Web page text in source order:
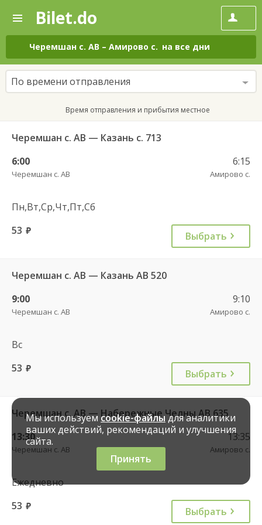
—
Поиск
и
покупка
билетов
на
автобус
онлайн
Bilet.do
Черемшан с. АВ – Амирово с. на все дни
По времени отправления
Время отправления и прибытия местное
Черемшан с. АВ — Казань с. 713
6:00
Черемшан с. АВ
6:15
Амирово с.
Пн,Вт,Ср,Чт,Пт,Сб
53 руб. Выбрать
Черемшан с. АВ — Казань АВ 520
9:00
Черемшан с. АВ
9:10
Амирово с.
Вс
53 руб. Выбрать
Черемшан с. АВ — Набережные Челны АВ 635
13:30
Черемшан с. АВ
13:35
Амирово с.
Ежедневно
53 руб. Выбрать
Мы используем cookie-файлыдля аналитики
ваших действий, рекомендаций и улучшения
сайта.
Принять